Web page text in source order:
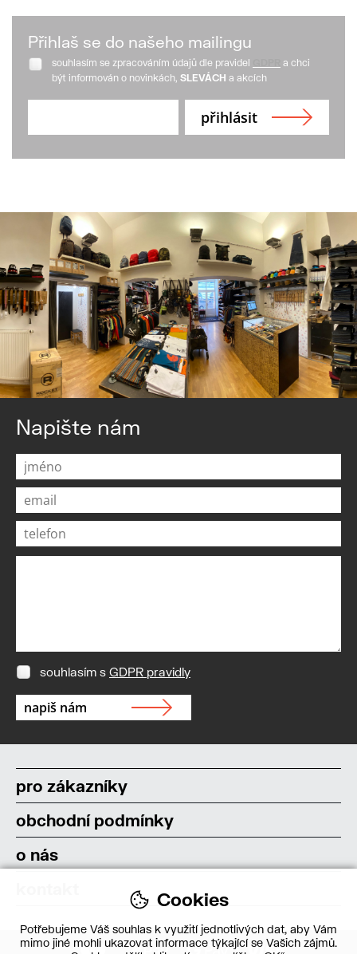
Přihlaš se do našeho mailingu
souhlasím se zpracováním údajů dle pravidel
a chci
být informován o novinkách, SLEVÁCH a akcích
Napište nám
souhlasím s GDPR pravidly
pro zákazníky
obchodní podmínky
o nás
Cookies
Potřebujeme Váš souhlas k využití jednotlivých dat, aby Vám
mimo jiné mohli ukazovat informace týkající se Vašich zájmů.